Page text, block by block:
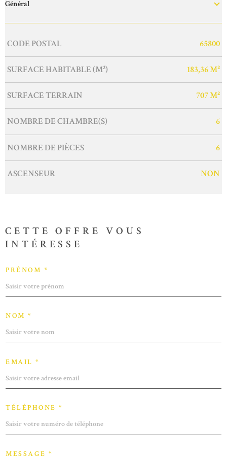
Général
Caractérisque Valeurs
CODE POSTAL 65800
SURFACE HABITABLE (M²) 183,36 M²
SURFACE TERRAIN 707 M²
NOMBRE DE CHAMBRE(S) 6
NOMBRE DE PIÈCES 6
ASCENSEUR NON
CETTE OFFRE
VOUS
INTÉRESSE
PRÉNOM *
NOM *
EMAIL *
TÉLÉPHONE *
MESSAGE *